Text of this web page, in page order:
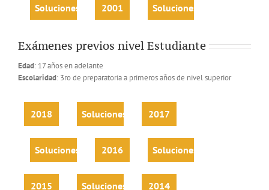
Soluciones 2001 Soluciones
Exámenes previos nivel Estudiante
Edad: 17 años en adelante
Escolaridad: 3ro de preparatoria a primeros años de nivel superior
2018 Soluciones 2017
Soluciones 2016 Soluciones
2015 Soluciones 2014